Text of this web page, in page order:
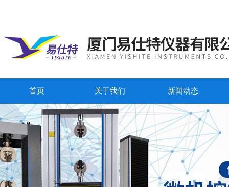
首页 关于我们 新闻动态